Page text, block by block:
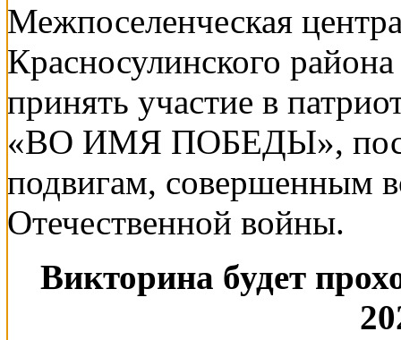
Межпоселенческая
Красносулинского
принять участие в
«ВО ИМЯ ПОБЕДЫ»,
подвигам, совершенным
Отечественной войны.
Викторина будет